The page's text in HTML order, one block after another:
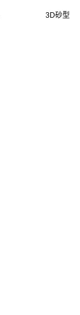
3D砂型